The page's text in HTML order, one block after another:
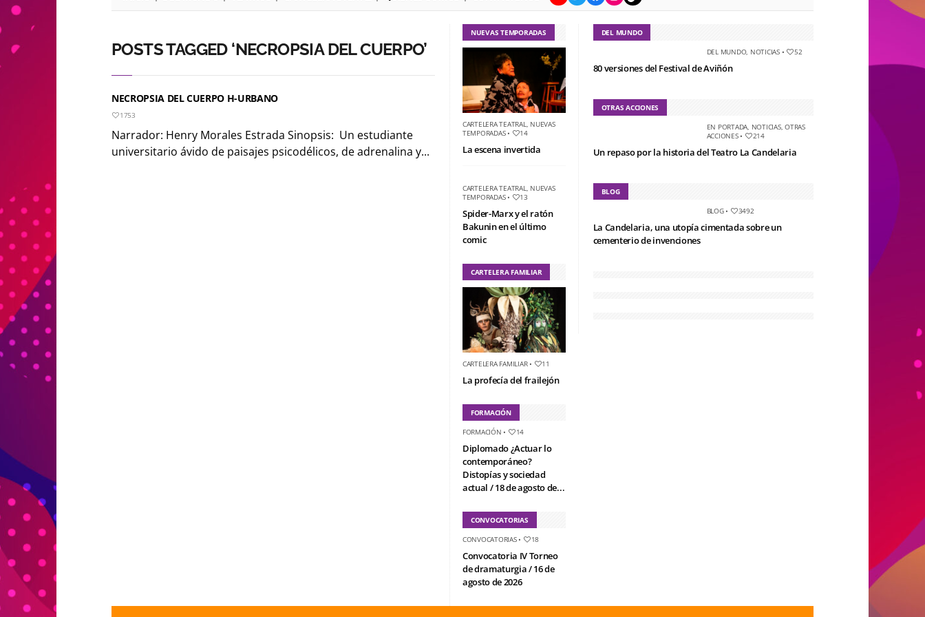
POSTS TAGGED ‘NECROPSIA DEL CUERPO’
NECROPSIA DEL CUERPO H-URBANO
1753
Narrador: Henry Morales Estrada Sinopsis: Un estudiante
universitario ávido de paisajes psicodélicos, de adrenalina y...
NUEVAS TEMPORADAS
CARTELERA TEATRAL, NUEVAS
TEMPORADAS• 14
La escena invertida
CARTELERA TEATRAL, NUEVAS
TEMPORADAS• 13
Spider-Marx y el ratón
Bakunin en el último
comic
CARTELERA FAMILIAR
CARTELERA FAMILIAR• 11
La profecía del frailejón
FORMACIÓN
FORMACIÓN • 14
Diplomado ¿Actuar lo
contemporáneo?
Distopías y sociedad
actual / 18 de agosto de...
CONVOCATORIAS
CONVOCATORIAS• 18
Convocatoria IV Torneo
de dramaturgia / 16 de
agosto de 2026
DEL MUNDO
DEL MUNDO, NOTICIAS• 52
80 versiones del Festival de Aviñón
OTRAS ACCIONES
EN PORTADA, NOTICIAS,OTRAS
ACCIONES• 214
Un repaso por la historia del Teatro La Candelaria
BLOG
BLOG• 3492
La Candelaria, una utopía cimentada sobre un
cementerio de invenciones